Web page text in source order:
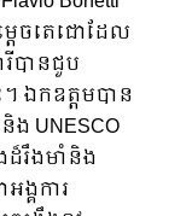
េចតេជោដែល
បានជួប
ឯកឧត្តមបាន
ង UNESCO
រឹងមាំនិង
ង្គការ